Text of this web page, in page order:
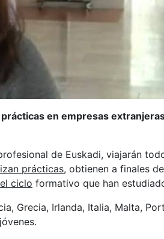
en empresas
de Euskadi, viajarán
prácticas, obtienen a finales de
ciclo formativo que han
Grecia, Irlanda, Italia, Malta,